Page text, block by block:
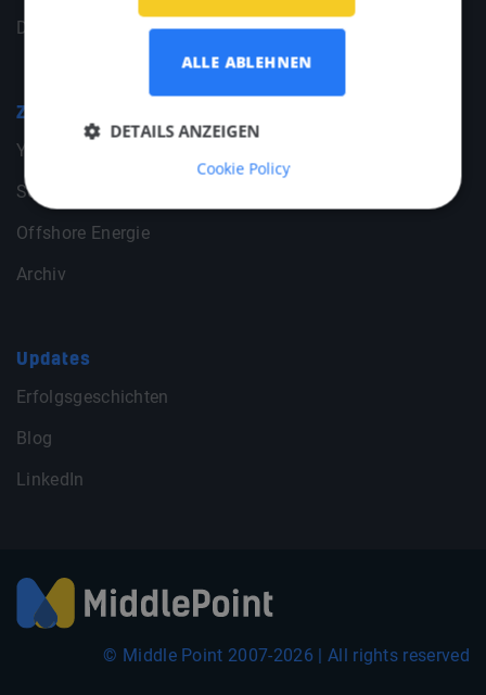
Dokumente
Zweigstellen
Yachtbau
Schiffbau
Offshore Energie
Archiv
Updates
Erfolgsgeschichten
Blog
LinkedIn
© Middle Point 2007-2026 | All rights reserved
ALLE ABLEHNEN
DETAILS ANZEIGEN
Cookie Policy